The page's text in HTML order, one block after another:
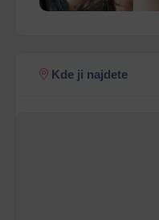
Kde ji najdete